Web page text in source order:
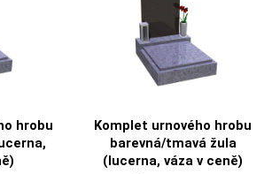
hrobu
Komplet urnového hrobu
barevná/tmavá žula
(lucerna, váza v ceně)